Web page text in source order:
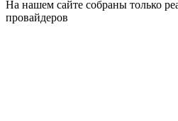
На нашем сайте собраны только
провайдеров